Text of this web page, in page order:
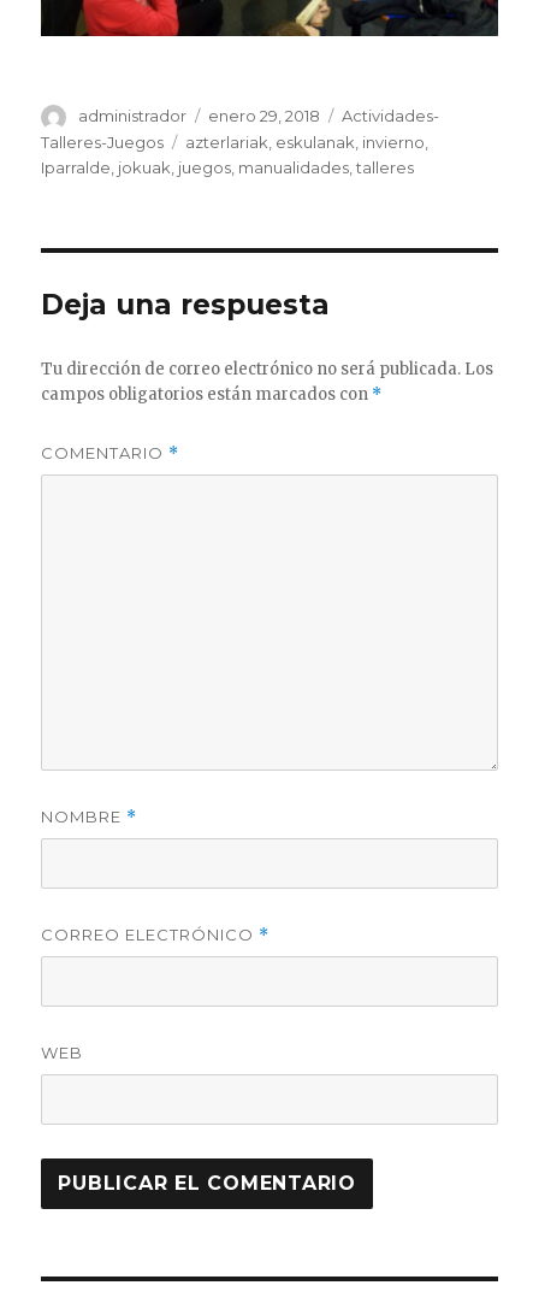
Autor
administrador
Publicado
el
enero 29, 2018 Categorías
Actividades-
Talleres-Juegos
Etiquetas
azterlariak eskulanak invierno
Iparralde jokuak juegos manualidades ,talleres
Deja una respuesta
Tu dirección de correo electrónico no será publicada. Los
campos obligatorios están marcados con *
COMENTARIO *
NOMBRE *
CORREO ELECTRÓNICO *
WEB